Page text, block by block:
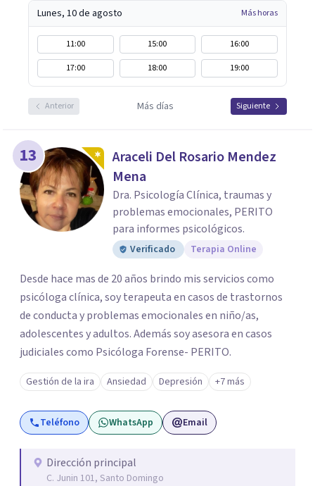
Lunes, 10 de agosto Más horas
11:00 15:00
16:00
17:00
18:00 19:00
Anterior Más días Siguiente
13
Araceli Del Rosario Mendez
Mena
Dra. Psicología Clínica, traumas y
problemas emocionales, PERITO
para informes psicológicos.
Verificado Terapia Online
Desde hace mas de 20 años brindo mis servicios como
psicóloga clínica, soy terapeuta en casos de trastornos
de conducta y problemas emocionales en niño/as,
adolescentes y adultos. Además soy asesora en casos
judiciales como Psicóloga Forense- PERITO.
Gestión de la ira Ansiedad Depresión +7 más
Teléfono WhatsApp Email
Dirección principal
C. Junin 101, Santo Domingo